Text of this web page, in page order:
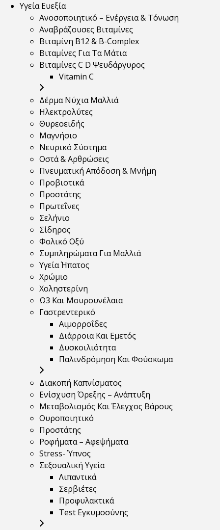
Υγεία Ευεξία
Ανοσοποιητικό – Ενέργεια & Τόνωση
Αναβράζουσες Βιταμίνες
Βιταμίνη B12 & Β-Complex
Βιταμίνες Για Τα Μάτια
Βιταμίνες C D Ψευδάργυρος
Vitamin C
Δέρμα Νύχια Μαλλιά
Ηλεκτρολύτες
Θυρεοειδής
Μαγνήσιο
Νευρικό Σύστημα
Οστά & Αρθρώσεις
Πνευματική Απόδοση & Μνήμη
Προβιοτικά
Προστάτης
Πρωτεΐνες
Σελήνιο
Σίδηρος
Φολικό Οξύ
Συμπληρώματα Για Μαλλιά
Υγεία Ήπατος
Χρώμιο
Χοληστερίνη
Ω3 Και Μουρουνέλαια
Γαστρεντερικό
Αιμορροΐδες
Διάρροια Και Εμετός
Δυσκοιλιότητα
Παλινδρόμηση Και Φούσκωμα
Διακοπή Καπνίσματος
Ενίσχυση Όρεξης – Ανάπτυξη
Μεταβολισμός Και Έλεγχος Βάρους
Ουροποιητικό
Προστάτης
Ροφήματα – Αφεψήματα
Stress- Ύπνος
Σεξουαλική Υγεία
Λιπαντικά
Σερβιέτες
Προφυλακτικά
Test Εγκυμοσύνης